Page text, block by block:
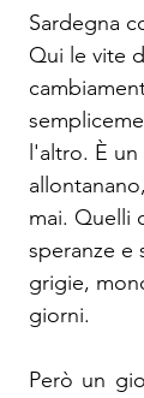
Sardegna
Qui le vite
l'altro. È
mai. Quelli
speranze e
grigie,
giorni.
Però un